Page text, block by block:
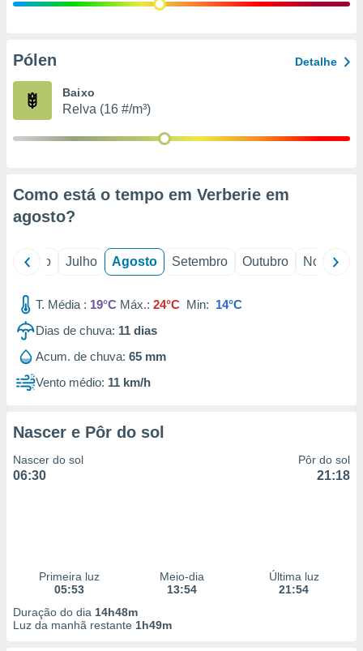
e
de
Pólen Detalhe
Baixo
Relva (16 #/m³)
Como está o tempo em Verberie em
agosto?
Junho Julho Agosto Setembro Outubro Novembro
T. Média : 19°C Máx.: 24°C Min: 14°C
Dias de chuva: 11 dias
Acum. de chuva: 65 mm
Vento médio: 11 km/h
Nascer e Pôr do sol
Nascer do sol
06:30
Pôr do sol
21:18
Primeira luz
05:53
Meio-dia
13:54
Última luz
21:54
Duração do dia 14h48m
Luz da manhã restante 1h49m